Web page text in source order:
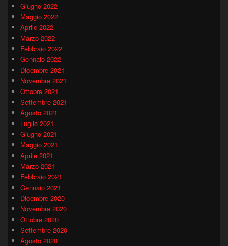
Giugno 2022
Maggio 2022
Aprile 2022
Marzo 2022
Febbraio 2022
Gennaio 2022
Dicembre 2021
Novembre 2021
Ottobre 2021
Settembre 2021
Agosto 2021
Luglio 2021
Giugno 2021
Maggio 2021
Aprile 2021
Marzo 2021
Febbraio 2021
Gennaio 2021
Dicembre 2020
Novembre 2020
Ottobre 2020
Settembre 2020
Agosto 2020